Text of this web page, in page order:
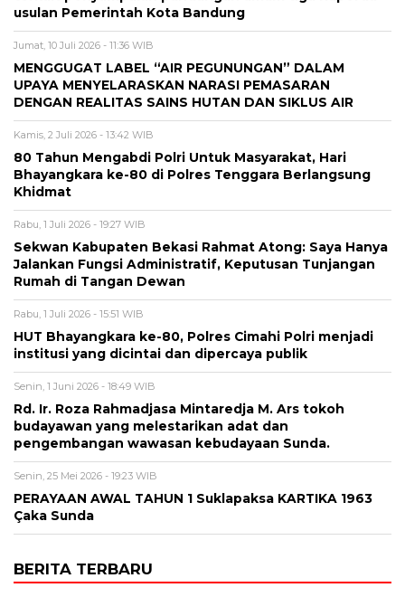
usulan Pemerintah Kota Bandung
Jumat, 10 Juli 2026 - 11:36 WIB
MENGGUGAT LABEL “AIR PEGUNUNGAN” DALAM
UPAYA MENYELARASKAN NARASI PEMASARAN
DENGAN REALITAS SAINS HUTAN DAN SIKLUS AIR
Kamis, 2 Juli 2026 - 13:42 WIB
80 Tahun Mengabdi Polri Untuk Masyarakat, Hari
Bhayangkara ke-80 di Polres Tenggara Berlangsung
Khidmat
Rabu, 1 Juli 2026 - 19:27 WIB
Sekwan Kabupaten Bekasi Rahmat Atong: Saya Hanya
Jalankan Fungsi Administratif, Keputusan Tunjangan
Rumah di Tangan Dewan
Rabu, 1 Juli 2026 - 15:51 WIB
HUT Bhayangkara ke-80, Polres Cimahi Polri menjadi
institusi yang dicintai dan dipercaya publik
Senin, 1 Juni 2026 - 18:49 WIB
Rd. Ir. Roza Rahmadjasa Mintaredja M. Ars tokoh
budayawan yang melestarikan adat dan
pengembangan wawasan kebudayaan Sunda.
Senin, 25 Mei 2026 - 19:23 WIB
PERAYAAN AWAL TAHUN 1 Suklapaksa KARTIKA 1963
Çaka Sunda
BERITA TERBARU